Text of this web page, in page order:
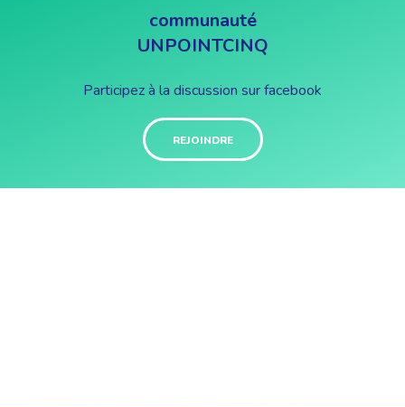
communauté
UNPOINTCINQ
Participez à la discussion sur facebook
REJOINDRE